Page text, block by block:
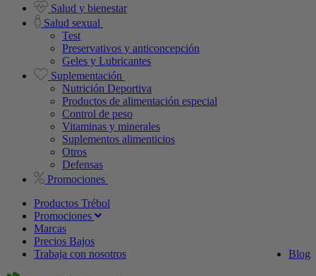
Salud y bienestar
Salud sexual
Test
Preservativos y anticoncepción
Geles y Lubricantes
Suplementación
Nutrición Deportiva
Productos de alimentación especial
Control de peso
Vitaminas y minerales
Suplementos alimenticios
Otros
Defensas
Promociones
Productos Trébol
Promociones
Marcas
Precios Bajos
Blog
Trabaja con nosotros